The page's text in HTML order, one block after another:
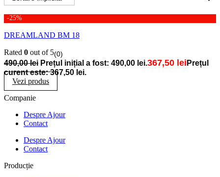
-25%
DREAMLAND BM 18
Rated 0 out of 5(0)
490,00lei Prețul inițial a fost: 490,00 lei.367,50 lei Prețul
curent este: 367,50 lei.
Vezi produs
Companie
Despre Ajour
Contact
Despre Ajour
Contact
Producție